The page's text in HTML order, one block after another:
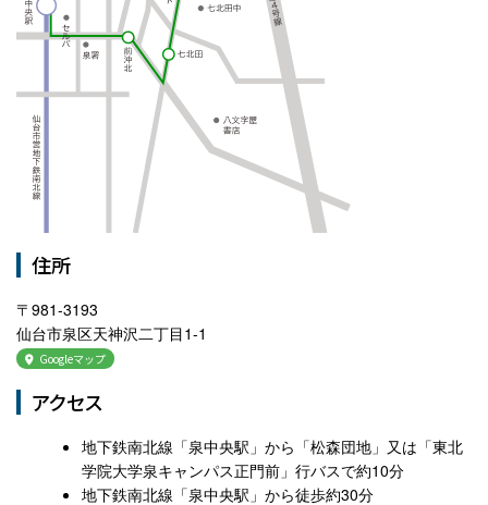
住所
〒981-3193
仙台市泉区天神沢二丁目1-1
Googleマップ
アクセス
地下鉄南北線「泉中央駅」から「松森団地」又は「東北
学院大学泉キャンパス正門前」行バスで約10分
地下鉄南北線「泉中央駅」から徒歩約30分